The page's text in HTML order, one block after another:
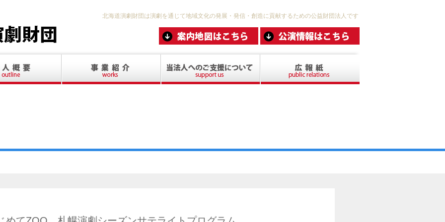
北海道演劇財団は演劇を通じて地域文化の発展・発信・創造に貢献するための公益財団法人です